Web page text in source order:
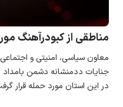
مناطقی از کبودرآهنگ
معاون سیاسی، امنیتی و
جنایات ددمنشانه دشمن بامداد
در این استان مورد حمله قرار